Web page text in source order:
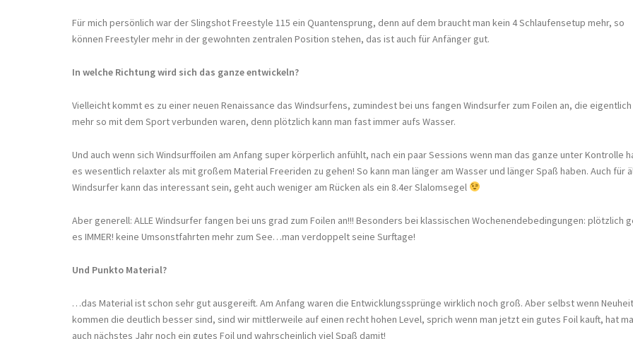
Für mich persönlich war der Slingshot Freestyle 115 ein Quantensprung, denn auf dem braucht man kein 4 Schlaufensetup mehr, so
können Freestyler mehr in der gewohnten zentralen Position stehen, das ist auch für Anfänger gut.
In welche Richtung wird sich das ganze entwickeln?
Vielleicht kommt es zu einer neuen Renaissance das Windsurfens, zumindest bei uns fangen Windsurfer zum Foilen an, die
mehr so mit dem Sport verbunden waren, denn plötzlich kann man fast immer aufs Wasser.
Und auch wenn sich Windsurffoilen am Anfang super körperlich anfühlt, nach ein paar Sessions wenn man das ganze unter Kontrolle
es wesentlich relaxter als mit großem Material Freeriden zu gehen! So kann man länger am Wasser und länger Spaß haben. Auch für
Windsurfer kann das interessant sein, geht auch weniger am Rücken als ein 8.4er Slalomsegel
Aber generell: ALLE Windsurfer fangen bei uns grad zum Foilen an!!! Besonders bei klassischen Wochenendebedingungen: plötzlich
es IMMER! keine Umsonstfahrten mehr zum See…man verdoppelt seine Surftage!
Und Punkto Material?
…das Material ist schon sehr gut ausgereift. Am Anfang waren die Entwicklungssprünge wirklich noch groß. Aber selbst wenn
kommen die deutlich besser sind, sind wir mittlerweile auf einen recht hohen Level, sprich wenn man jetzt ein gutes Foil kauft, hat
auch nächstes Jahr noch ein gutes Foil und wahrscheinlich viel Spaß damit!